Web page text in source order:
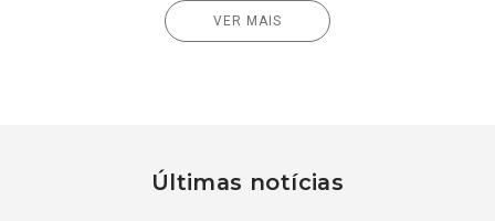
VER MAIS
Últimas notícias